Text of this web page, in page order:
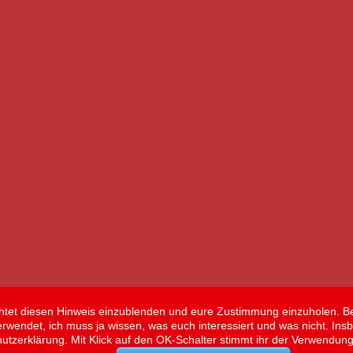
diesen Hinweis einzublenden und eure Zustimmung einzuholen.
ich muss ja wissen, was euch interessiert und was nicht.
Mit Klick auf den OK-Schalter stimmt ihr der